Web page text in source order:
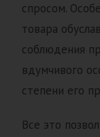
спросом.
товара
соблюдения
вдумчивого
степени его
Все это